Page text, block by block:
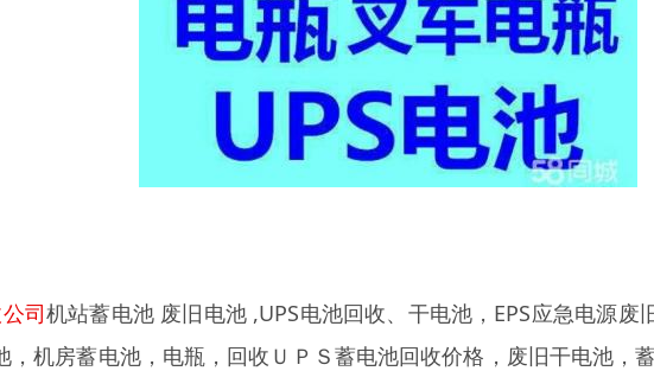
司机站蓄电池 废旧电池 ,UPS电池回收、干电池，EPS应急电源
机房蓄电池，电瓶，回收ＵＰＳ蓄电池回收价格，废旧干电池，